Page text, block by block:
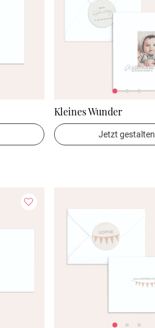
Kleines Wunder
Jetzt gestalten